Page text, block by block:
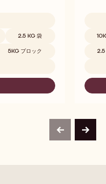
2.5 KG 袋
5KG ブロック
取扱
2.5
previousnext